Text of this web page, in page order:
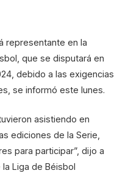
representante en la
que se disputará en
debido a las exigencias
se informó este lunes.
asistiendo en
ediciones de la Serie,
para participar”, dijo a
Liga de Béisbol